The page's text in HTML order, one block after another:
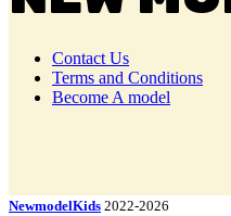
Contact Us
Terms and Conditions
Become A model
NewmodelKids 2022-2026